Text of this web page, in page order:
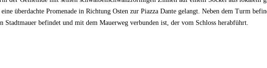
überdachte Promenade in Richtung Osten zur Piazza Dante gelangt. Neben dem Turm
Stadtmauer befindet und mit dem Mauerweg verbunden ist, der vom Schloss herabführt.